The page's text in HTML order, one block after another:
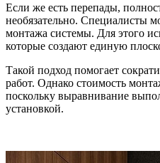
Если же есть перепады,
необязательно. Специалисты
монтажа системы. Для этого
которые создают единую
Такой подход помогает
работ. Однако стоимость
поскольку выравнивание
установкой.